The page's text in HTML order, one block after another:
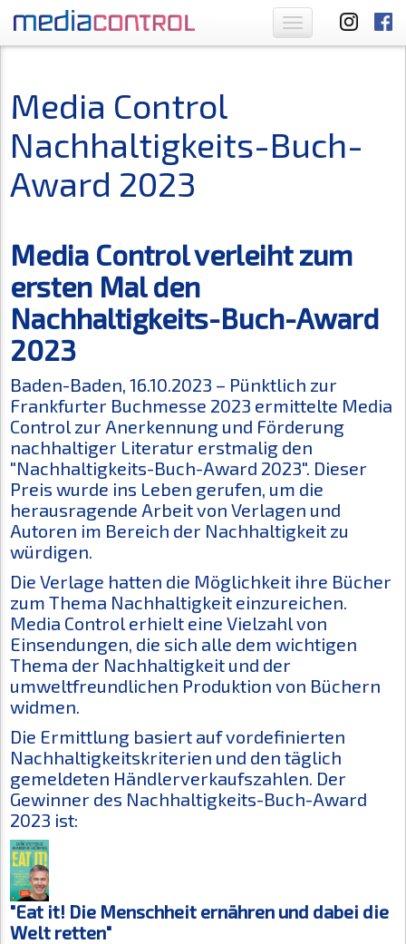
Toggle
navigation
Media Control
Nachhaltigkeits-Buch-
Award 2023
Media Control verleiht zum
ersten Mal den
Nachhaltigkeits-Buch-Award
2023
Baden-Baden, 16.10.2023 – Pünktlich zur
Frankfurter Buchmesse 2023 ermittelte Media
Control zur Anerkennung und Förderung
nachhaltiger Literatur erstmalig den
"Nachhaltigkeits-Buch-Award 2023". Dieser
Preis wurde ins Leben gerufen, um die
herausragende Arbeit von Verlagen und
Autoren im Bereich der Nachhaltigkeit zu
würdigen.
Die Verlage hatten die Möglichkeit ihre Bücher
zum Thema Nachhaltigkeit einzureichen.
Media Control erhielt eine Vielzahl von
Einsendungen, die sich alle dem wichtigen
Thema der Nachhaltigkeit und der
umweltfreundlichen Produktion von Büchern
widmen.
Die Ermittlung basiert auf vordefinierten
Nachhaltigkeitskriterien und den täglich
gemeldeten Händlerverkaufszahlen. Der
Gewinner des Nachhaltigkeits-Buch-Award
2023 ist:
"Eat it! Die Menschheit ernähren und dabei die
Welt retten"